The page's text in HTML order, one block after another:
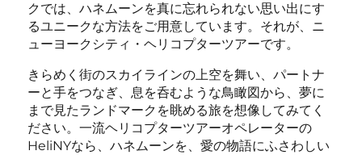
クでは、ハネムーンを真に忘れられない思い出にす
るユニークな方法をご用意しています。それが、ニ
ューヨークシティ・ヘリコプターツアーです。
きらめく街のスカイラインの上空を舞い、パートナ
ーと手をつなぎ、息を呑むような鳥瞰図から、夢に
まで見たランドマークを眺める旅を想像してみてく
ださい。一流ヘリコプターツアーオペレーターの
HeliNYなら、ハネムーンを、愛の物語にふさわしい